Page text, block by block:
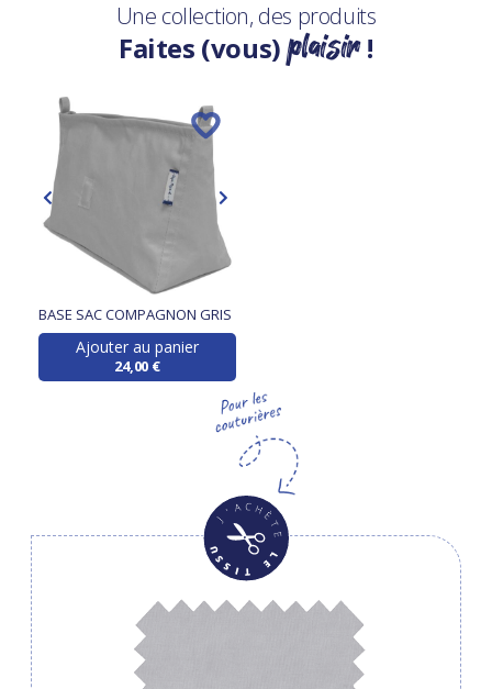
Une collection, des produits
Faites (vous)plaisir!
BASE SAC COMPAGNON GRIS
Ajouter au panier
24,00 €